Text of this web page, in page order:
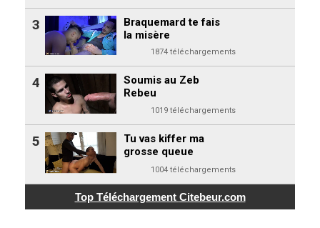
Braquemard te fais
la misère
1874 téléchargements
3
Soumis au Zeb
Rebeu
1019 téléchargements
4
Tu vas kiffer ma
grosse queue
1004 téléchargements
5
Top Téléchargement Citebeur.com